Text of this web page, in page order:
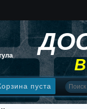
пуста